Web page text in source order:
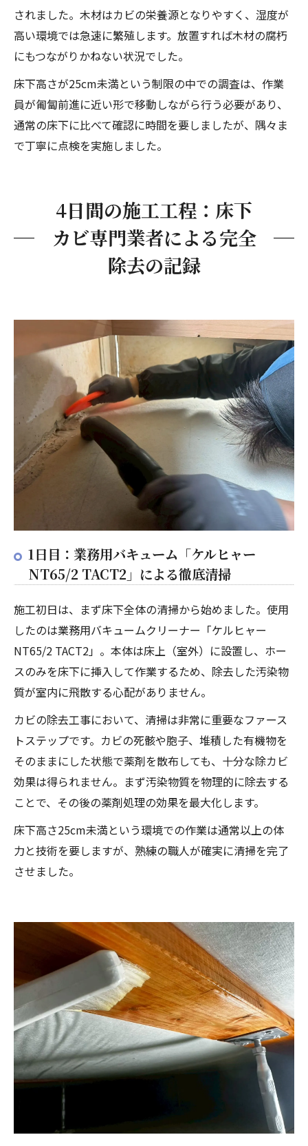
されました。木材はカビの栄養源となりやすく、湿度が
高い環境では急速に繁殖します。放置すれば木材の腐朽
にもつながりかねない状況でした。
床下高さが25cm未満という制限の中での調査は、作業
員が匍匐前進に近い形で移動しながら行う必要があり、
通常の床下に比べて確認に時間を要しましたが、隅々ま
で丁寧に点検を実施しました。
4日間の施工工程：床下
カビ専門業者による完全
除去の記録
1日目：業務用バキューム「ケルヒャー
NT65/2 TACT2」による徹底清掃
施工初日は、まず床下全体の清掃から始めました。使用
したのは業務用バキュームクリーナー「ケルヒャー
NT65/2 TACT2」。本体は床上（室外）に設置し、ホー
スのみを床下に挿入して作業するため、除去した汚染物
質が室内に飛散する心配がありません。
カビの除去工事において、清掃は非常に重要なファース
トステップです。カビの死骸や胞子、堆積した有機物を
そのままにした状態で薬剤を散布しても、十分な除カビ
効果は得られません。まず汚染物質を物理的に除去する
ことで、その後の薬剤処理の効果を最大化します。
床下高さ25cm未満という環境での作業は通常以上の体
力と技術を要しますが、熟練の職人が確実に清掃を完了
させました。